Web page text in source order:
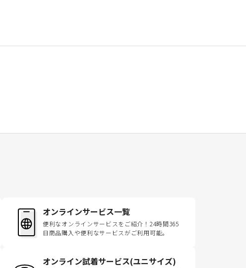
オンラインサービス一覧
便利なオンラインサービスをご紹介！24時間365
日商品購入や便利なサービスがご利用可能。
オンライン試着サービス(ユニサイズ)